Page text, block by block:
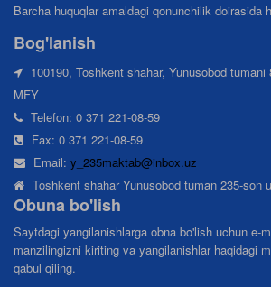
Barcha huquqlar amaldagi qonunchilik doirasida
Bog'lanish
100190, Toshkent shahar, Yunusobod
MFY
Telefon: 0 371 221-08-59
Fax: 0 371 221-08-59
Email:y_235maktab@inbox.uz
Toshkent shahar Yunusobod tuman 235-son
Obuna bo'lish
Saytdagi yangilanishlarga obna bo'lish uchun e-
manzilingizni kiriting va yangilanishlar haqidagi
qabul qiling.